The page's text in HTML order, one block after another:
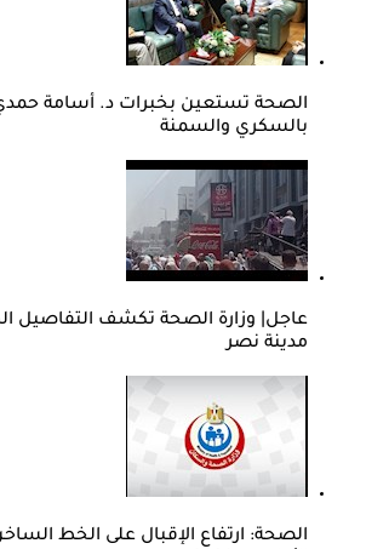
الصحة تستعين بخبرات د. أسامة
بالسكري والسمنة
عاجل| وزارة الصحة تكشف التفاصيل
مدينة نصر